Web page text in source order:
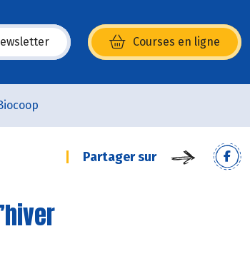
Courses en ligne
une nouvelle fenêtre)
Partager sur